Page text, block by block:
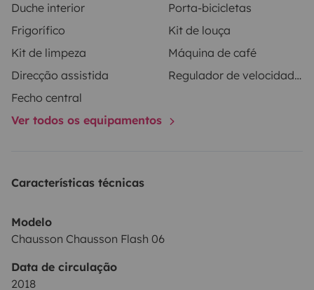
Duche interior
Porta-bicicletas
Frigorífico
Kit de louça
Kit de limpeza
Máquina de café
Direcção assistida
Regulador de velocidade / Cruise Control
Fecho central
Ver todos os equipamentos
Características técnicas
Modelo
Chausson Chausson Flash 06
Data de circulação
2018